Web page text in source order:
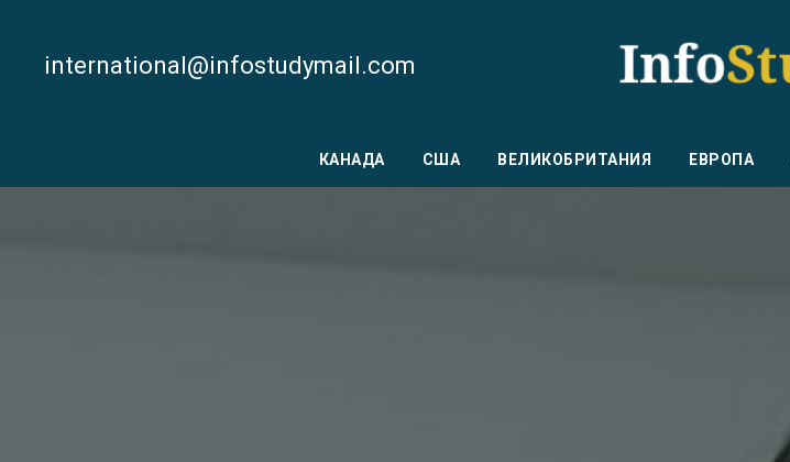
international@infostudymail.com
КАНАДА США ВЕЛИКОБРИТАНИЯ ЕВРОПА